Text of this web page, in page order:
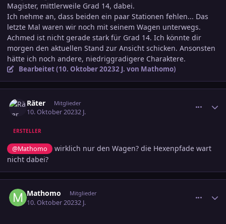
Magister, mittlerweile Grad 14, dabei.
Ich nehme an, dass beiden ein paar Stationen fehlen... Das
letzte Mal waren wir noch mit seinem Wagen unterwegs.
Achmed ist nicht gerade stark für Grad 14. Ich könnte dir
morgen den aktuellen Stand zur Ansicht schicken. Ansonsten
hätte ich noch andere, niedriggradigere Charaktere.
Bearbeitet (10. Oktober 20232 J. von Mathomo)
Räter Mitglieder
10. Oktober 20232 J.
ERSTELLER
@Mathomo
wirklich nur den Wagen? die Hexenpfade wart
nicht dabei?
Mathomo Mitglieder
10. Oktober 20232 J.